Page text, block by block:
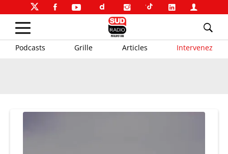
Podcasts Grille Articles Intervenez